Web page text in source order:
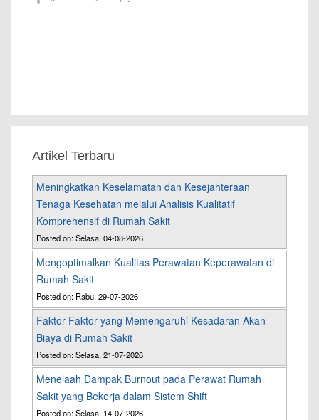
Artikel Terbaru
Meningkatkan Keselamatan dan Kesejahteraan
Tenaga Kesehatan melalui Analisis Kualitatif
Komprehensif di Rumah Sakit
Posted on: Selasa, 04-08-2026
Mengoptimalkan Kualitas Perawatan Keperawatan di
Rumah Sakit
Posted on: Rabu, 29-07-2026
Faktor-Faktor yang Memengaruhi Kesadaran Akan
Biaya di Rumah Sakit
Posted on: Selasa, 21-07-2026
Menelaah Dampak Burnout pada Perawat Rumah
Sakit yang Bekerja dalam Sistem Shift
Posted on: Selasa, 14-07-2026